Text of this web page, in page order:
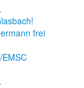
frei